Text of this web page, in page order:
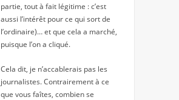
partie, tout à fait légitime : c’est
aussi l’intérêt pour ce qui sort de
l’ordinaire)… et que cela a marché,
puisque l’on a cliqué.
Cela dit, je n’accablerais pas les
journalistes. Contrairement à ce
que vous faîtes, combien se